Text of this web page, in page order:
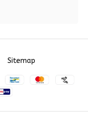
Sitemap